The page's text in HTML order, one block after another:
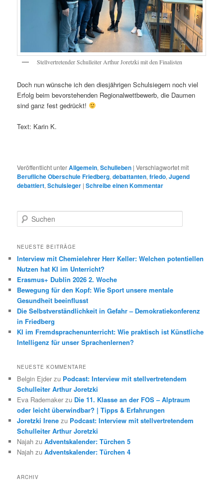
Stellvertretender Schulleiter Arthur Joretzki mit den Finalisten
Doch nun wünsche ich den diesjährigen Schulsiegern noch viel
Erfolg beim bevorstehenden Regionalwettbewerb, die Daumen
sind ganz fest gedrückt!
Text: Karin K.
Veröffentlicht unterAllgemein,Schulleben |Verschlagwortet mit
Berufliche Oberschule Friedberg,debattanten,friedo,Jugend
debattiert,Schulsieger |Schreibe einen Kommentar
u
h
n
NEUESTE BEITRÄGE
Interview mit Chemielehrer Herr Keller: Welchen potentiellen
Nutzen hat KI im Unterricht?
Erasmus+ Dublin 2026 2. Woche
Bewegung für den Kopf: Wie Sport unsere mentale
Gesundheit beeinflusst
Die Selbstverständlichkeit in Gefahr – Demokratiekonferenz
in Friedberg
KI im Fremdsprachenunterricht: Wie praktisch ist Künstliche
Intelligenz für unser Sprachenlernen?
NEUESTE KOMMENTARE
Belgin Ejder zu Podcast: Interview mit stellvertretendem
Schulleiter Arthur Joretzki
Eva Rademaker zu Die 11. Klasse an der FOS – Alptraum
oder leicht überwindbar? | Tipps & Erfahrungen
Joretzki Irene zu Podcast: Interview mit stellvertretendem
Schulleiter Arthur Joretzki
Najah zuAdventskalender: Türchen 5
Najah zuAdventskalender: Türchen 4
ARCHIV